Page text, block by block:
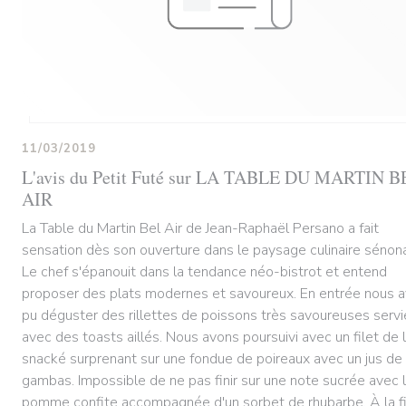
L'avis du Petit Futé sur LA TABLE DU MARTIN
AIR
11/03/2019
La Table du Martin Bel Air de Jean-Raphaël Persano a fait
sensation dès son ouverture dans le paysage culinaire
Le chef s'épanouit dans la tendance néo-bistrot et entend
proposer des plats modernes et savoureux. En entrée nous
pu déguster des rillettes de poissons très savoureuses
avec des toasts aillés. Nous avons poursuivi avec un filet de
snacké surprenant sur une fondue de poireaux avec un jus de
gambas. Impossible de ne pas finir sur une note sucrée avec